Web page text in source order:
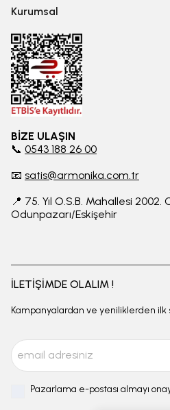
Kurumsal
BİZE ULAŞIN
📞 0543 188 26 00
📧 satis@armonika.com.tr
📍 75. Yıl O.S.B. Mahallesi 2002.
Odunpazarı/Eskişehir
İLETİŞİMDE OLALIM !
Kampanyalardan ve yeniliklerden ilk
Pazarlama e-postası almayı